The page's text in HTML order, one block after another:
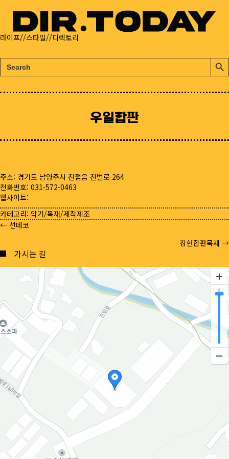
라이프//스타일//디렉토리
검
색:
검
색
튼
우일합판
주소: 경기도 남양주시 진접읍 진벌로 264
전화번호: 031-572-0463
웹사이트:
카테고리: 악기/목재/제작제조
Posts
navigation
← 선데코
장현합판목재 →
가시는 길